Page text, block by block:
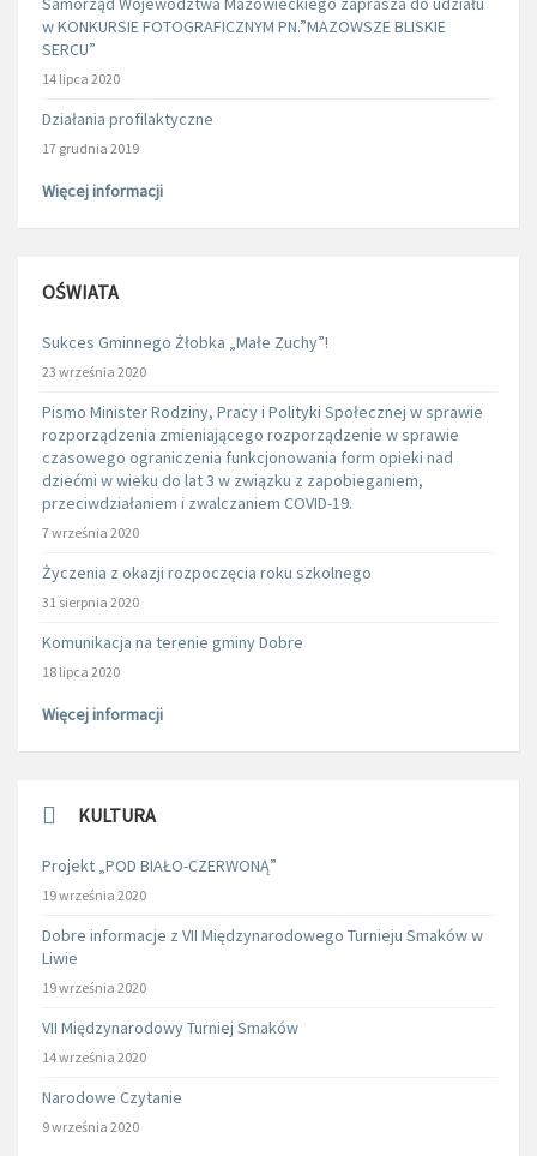
w KONKURSIE FOTOGRAFICZNYM PN.”MAZOWSZE BLISKIE
SERCU”
14 lipca 2020
Działania profilaktyczne
17 grudnia 2019
Więcej informacji
OŚWIATA
Sukces Gminnego Żłobka „Małe Zuchy”!
23 września 2020
Pismo Minister Rodziny, Pracy i Polityki Społecznej w sprawie
rozporządzenia zmieniającego rozporządzenie w sprawie
czasowego ograniczenia funkcjonowania form opieki nad
dziećmi w wieku do lat 3 w związku z zapobieganiem,
przeciwdziałaniem i zwalczaniem COVID-19.
7 września 2020
Życzenia z okazji rozpoczęcia roku szkolnego
31 sierpnia 2020
Komunikacja na terenie gminy Dobre
18 lipca 2020
Więcej informacji
KULTURA
Projekt „POD BIAŁO-CZERWONĄ”
19 września 2020
Dobre informacje z VII Międzynarodowego Turnieju Smaków w
Liwie
19 września 2020
VII Międzynarodowy Turniej Smaków
14 września 2020
Narodowe Czytanie
9 września 2020